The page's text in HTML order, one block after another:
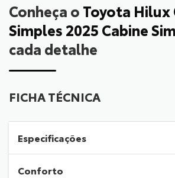
Conheça o Toyota Hilux
Simples 2025 Cabine
cada detalhe
FICHA TÉCNICA
Especificações
Conforto